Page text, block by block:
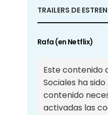
TRAILERS DE
Rafa (en Netflix)
Este contenido
Sociales ha
contenido
activadas las